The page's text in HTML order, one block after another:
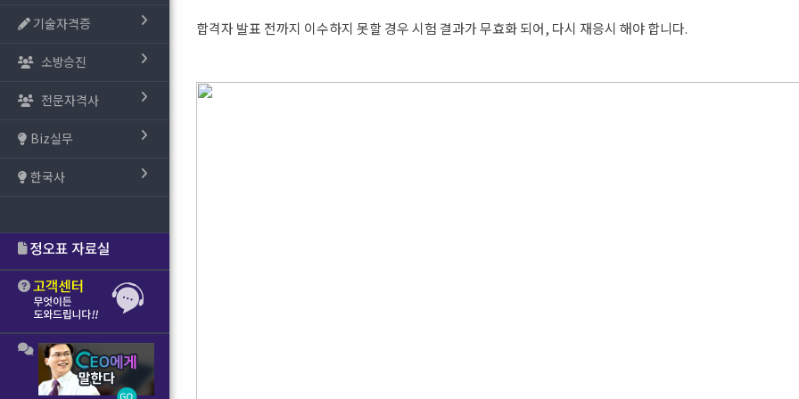
기술자격증
소방승진
전문자격사
Biz실무
한국사
합격자 발표 전까지 이수하지 못할 경우 시험 결과가 무효화 되어, 다시 재응시 해야 합니다.